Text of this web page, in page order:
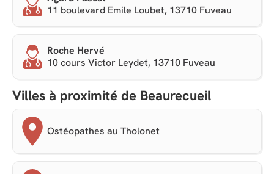
11 boulevard Emile Loubet, 13710 Fuveau
Roche Hervé
10 cours Victor Leydet, 13710 Fuveau
Villes à proximité de Beaurecueil
Ostéopathes au Tholonet